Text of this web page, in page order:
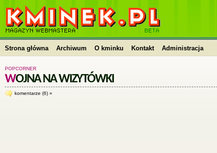
kminek.pl | HTML, PHP, CSS, JavaScript, WordPress,
kursy, skrypty, blog
Strona główna Archiwum O kminku Kontakt Administracja
POPCORNER
WOJNA NA WIZYTÓWKI
komentarze (6) »